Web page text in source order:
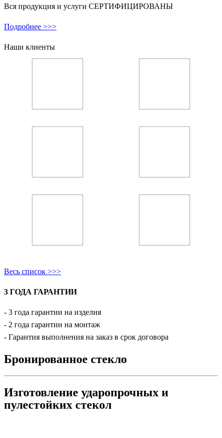
Вся продукция и услуги СЕРТИФИЦИРОВАНЫ
Подробнее >>>
Наши клиенты
Весь список >>>
3 ГОДА ГАРАНТИИ
- 3 года гарантии на изделия
- 2 года гарантии на монтаж
- Гарантия выполнения на заказ в срок договора
Бронированное стекло
Изготовление ударопрочных и
пулестойких стекол